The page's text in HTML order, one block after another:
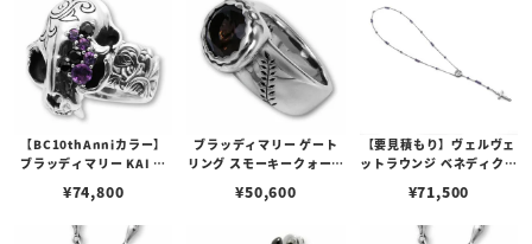
【BC10thAnniカラー】
ブラッディマリー KAI リ
¥74,800
ブラッディマリー ゲート
リング スモーキークォーツ
¥50,600
【要見積もり】ヴェルヴェ
ットラウンジ ベネディクシ
ト
¥71,500